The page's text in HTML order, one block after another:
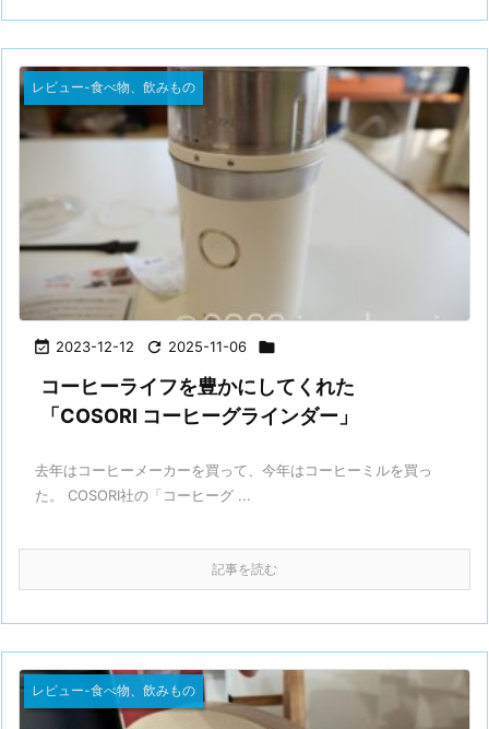
 2023-12-12  2025-11-06 
レビュー-食べ物、飲みもの
コーヒーライフを豊かにしてくれた
「COSORI コーヒーグラインダー」
去年はコーヒーメーカーを買って、今年はコーヒーミルを買っ
た。 COSORI社の「コーヒーグ ...
記事を読む
レビュー-食べ物、飲みもの